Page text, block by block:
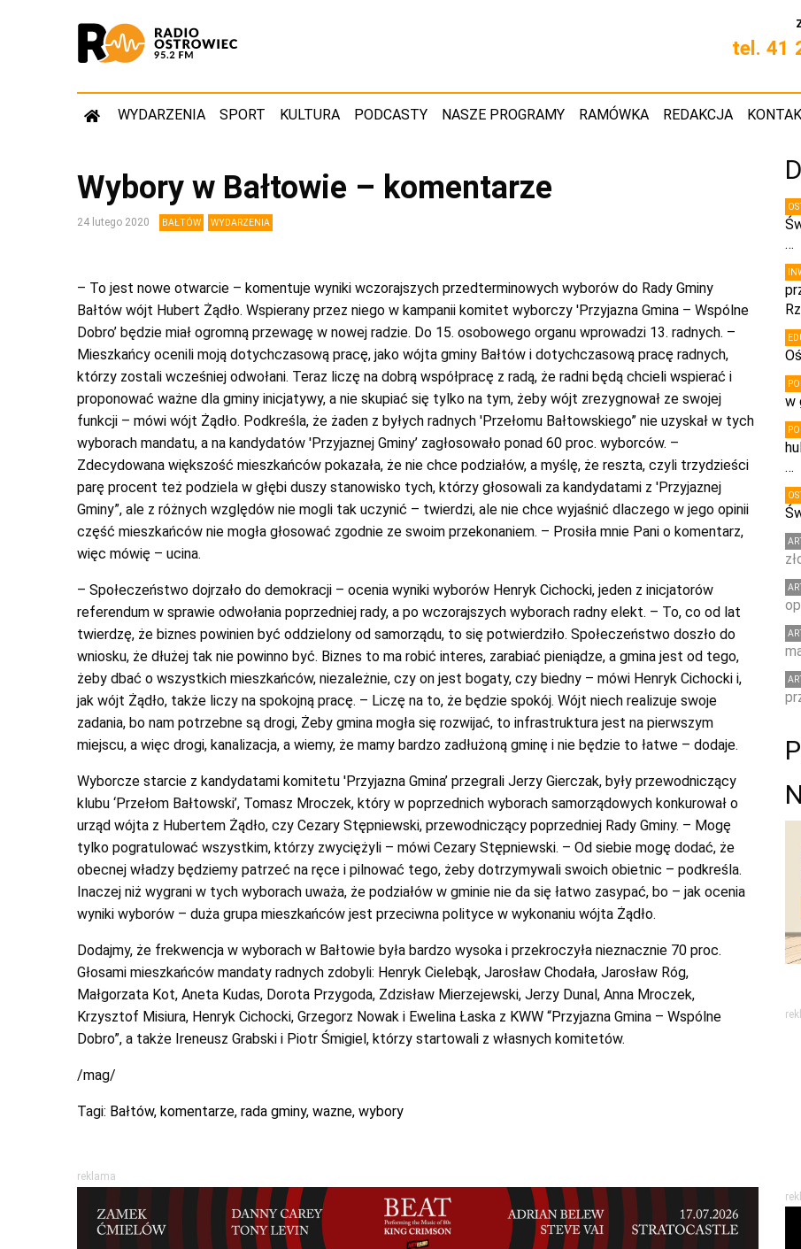
tel. 41
WYDARZENIA SPORT KULTURA PODCASTY NASZE PROGRAMY RAMÓWKA REDAKCJA
Wybory w Bałtowie – komentarze
24 lutego 2020 BAŁTÓW WYDARZENIA
– To jest nowe otwarcie – komentuje wyniki wczorajszych przedterminowych wyborów do Rady Gminy
Bałtów wójt Hubert Żądło. Wspierany przez niego w kampanii komitet wyborczy 'Przyjazna Gmina – Wspólne
Dobro’ będzie miał ogromną przewagę w nowej radzie. Do 15. osobowego organu wprowadzi 13. radnych. –
Mieszkańcy ocenili moją dotychczasową pracę, jako wójta gminy Bałtów i dotychczasową pracę radnych,
którzy zostali wcześniej odwołani. Teraz liczę na dobrą współpracę z radą, że radni będą chcieli wspierać i
proponować ważne dla gminy inicjatywy, a nie skupiać się tylko na tym, żeby wójt zrezygnował ze swojej
funkcji – mówi wójt Żądło. Podkreśla, że żaden z byłych radnych 'Przełomu Bałtowskiego” nie uzyskał w tych
wyborach mandatu, a na kandydatów 'Przyjaznej Gminy’ zagłosowało ponad 60 proc. wyborców. –
Zdecydowana większość mieszkańców pokazała, że nie chce podziałów, a myślę, że reszta, czyli trzydzieści
parę procent też podziela w głębi duszy stanowisko tych, którzy głosowali za kandydatami z 'Przyjaznej
Gminy”, ale z różnych względów nie mogli tak uczynić – twierdzi, ale nie chce wyjaśnić dlaczego w jego opinii
część mieszkańców nie mogła głosować zgodnie ze swoim przekonaniem. – Prosiła mnie Pani o komentarz,
więc mówię – ucina.
– Społeczeństwo dojrzało do demokracji – ocenia wyniki wyborów Henryk Cichocki, jeden z inicjatorów
referendum w sprawie odwołania poprzedniej rady, a po wczorajszych wyborach radny elekt. – To, co od lat
twierdzę, że biznes powinien być oddzielony od samorządu, to się potwierdziło. Społeczeństwo doszło do
wniosku, że dłużej tak nie powinno być. Biznes to ma robić interes, zarabiać pieniądze, a gmina jest od tego,
żeby dbać o wszystkich mieszkańców, niezależnie, czy on jest bogaty, czy biedny – mówi Henryk Cichocki i,
jak wójt Żądło, także liczy na spokojną pracę. – Liczę na to, że będzie spokój. Wójt niech realizuje swoje
zadania, bo nam potrzebne są drogi, Żeby gmina mogła się rozwijać, to infrastruktura jest na pierwszym
miejscu, a więc drogi, kanalizacja, a wiemy, że mamy bardzo zadłużoną gminę i nie będzie to łatwe – dodaje.
Wyborcze starcie z kandydatami komitetu 'Przyjazna Gmina’ przegrali Jerzy Gierczak, były przewodniczący
klubu ‘Przełom Bałtowski’, Tomasz Mroczek, który w poprzednich wyborach samorządowych konkurował o
urząd wójta z Hubertem Żądło, czy Cezary Stępniewski, przewodniczący poprzedniej Rady Gminy. – Mogę
tylko pogratulować wszystkim, którzy zwyciężyli – mówi Cezary Stępniewski. – Od siebie mogę dodać, że
obecnej władzy będziemy patrzeć na ręce i pilnować tego, żeby dotrzymywali swoich obietnic – podkreśla.
Inaczej niż wygrani w tych wyborach uważa, że podziałów w gminie nie da się łatwo zasypać, bo – jak ocenia
wyniki wyborów – duża grupa mieszkańców jest przeciwna polityce w wykonaniu wójta Żądło.
Dodajmy, że frekwencja w wyborach w Bałtowie była bardzo wysoka i przekroczyła nieznacznie 70 proc.
Głosami mieszkańców mandaty radnych zdobyli: Henryk Cielebąk, Jarosław Chodała, Jarosław Róg,
Małgorzata Kot, Aneta Kudas, Dorota Przygoda, Zdzisław Mierzejewski, Jerzy Dunal, Anna Mroczek,
Krzysztof Misiura, Henryk Cichocki, Grzegorz Nowak i Ewelina Łaska z KWW “Przyjazna Gmina – Wspólne
Dobro”, a także Ireneusz Grabski i Piotr Śmigiel, którzy startowali z własnych komitetów.
/mag/
Tagi: Bałtów, komentarze, rada gminy, wazne, wybory
reklama
…
w
…